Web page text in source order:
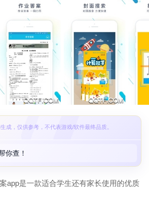
成，仅供参考，不代表游戏/软件最终品质。
你查！
app是一款适合学生还有家长使用的优质